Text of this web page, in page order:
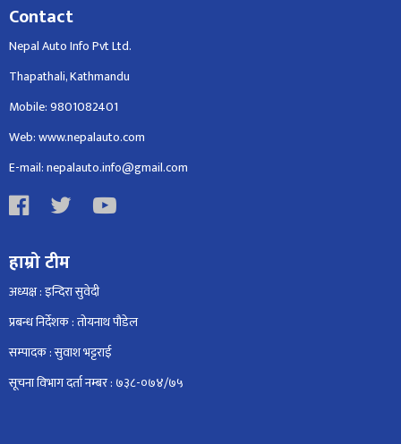
Contact
Nepal Auto Info Pvt Ltd.
Thapathali, Kathmandu
Mobile: 9801082401
Web: www.nepalauto.com
E-mail: nepalauto.info@gmail.com
हाम्रो टीम
अध्यक्ष : इन्दिरा सुवेदी
प्रबन्ध निर्देशक : तोयनाथ पौडेल
सम्पादक : सुवाश भट्टराई
सूचना विभाग दर्ता नम्बर : ७३८-०७४/७५